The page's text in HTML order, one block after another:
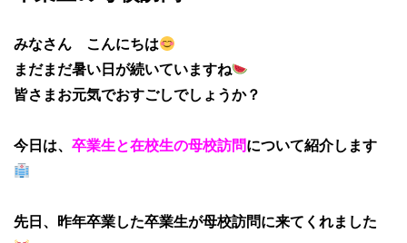
みなさん こんにちは
まだまだ暑い日が続いていますね
皆さまお元気でおすごしでしょうか？
今日は、 卒業生と在校生の母校訪問について紹介します
先日、昨年卒業した卒業生が母校訪問に来てくれました